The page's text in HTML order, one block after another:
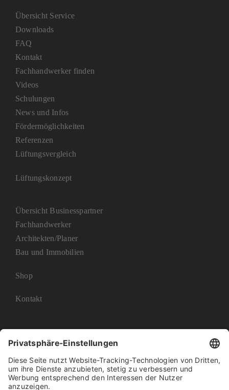
Übersicht Service
Downloads
FAQ
Kontakt
Fachhandwerker finden
Videos
Schulungen
News und Infos
Fördermöglichkeiten
Referenzen
Lüftungsvergleich
Lüftungskonzept
Übersicht Businesspartner
Fachhandwerker
Architekten/Planer
Bau und Immobilien
Shop
Kontakt